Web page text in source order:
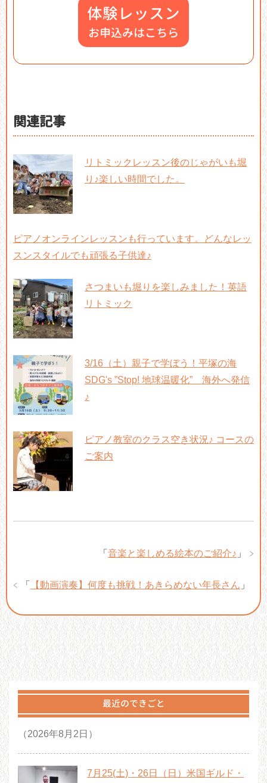
体験レッスン
お申込みはこちら
関連記事
リトミックレッスン後のじゃがいも堀
り♪楽しい時間でした。
ピアノオンラインレッスンも行っています。どんなレッ
スンスタイルでも頑張る子供達♪
さつまいも堀りを楽しみました！英語
リトミック
3/16（土）親子で学ぼう！平塚の海
SDG's ”Stop! 地球温暖化” 海外へ発信
♪
ピアノ教室のクラス空き状況♪ コースの
ご案内
「 音楽と楽しめる絵本のご紹介♪ 」
「 【動画演奏】何度も挑戦！あきらめない年長さん 」
最近のできごと
（2026年8月2日）
7月25(土)・26日（日）米国ギルド・